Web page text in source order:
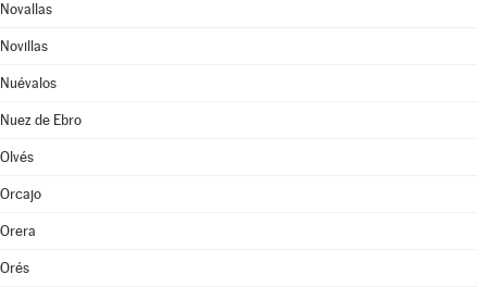
Novallas
Novillas
Nuévalos
Nuez de Ebro
Olvés
Orcajo
Orera
Orés